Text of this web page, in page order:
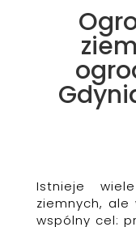
Istnieje
ziemnych, ale
wspólny cel: